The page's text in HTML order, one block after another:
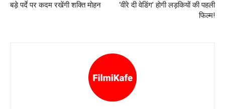
बड़े पर्दे पर कदम रखेंगी शक्‍ति मोहन
‘वीरे दी वेडिंग’ होगी लड़कियों की पहली
फिल्‍म!